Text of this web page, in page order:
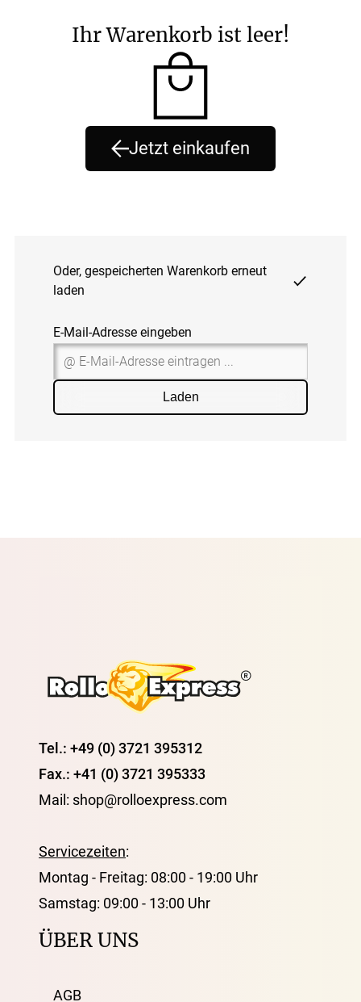
Ihr Warenkorb ist leer!
Jetzt einkaufen
Oder, gespeicherten Warenkorb erneut
laden
E-Mail-Adresse eingeben
Laden
Tel.: +49 (0) 3721 395312
Fax.: +41 (0) 3721 395333
Mail: shop@rolloexpress.com
Servicezeiten:
Montag - Freitag: 08:00 - 19:00 Uhr
Samstag: 09:00 - 13:00 Uhr
ÜBER UNS
AGB